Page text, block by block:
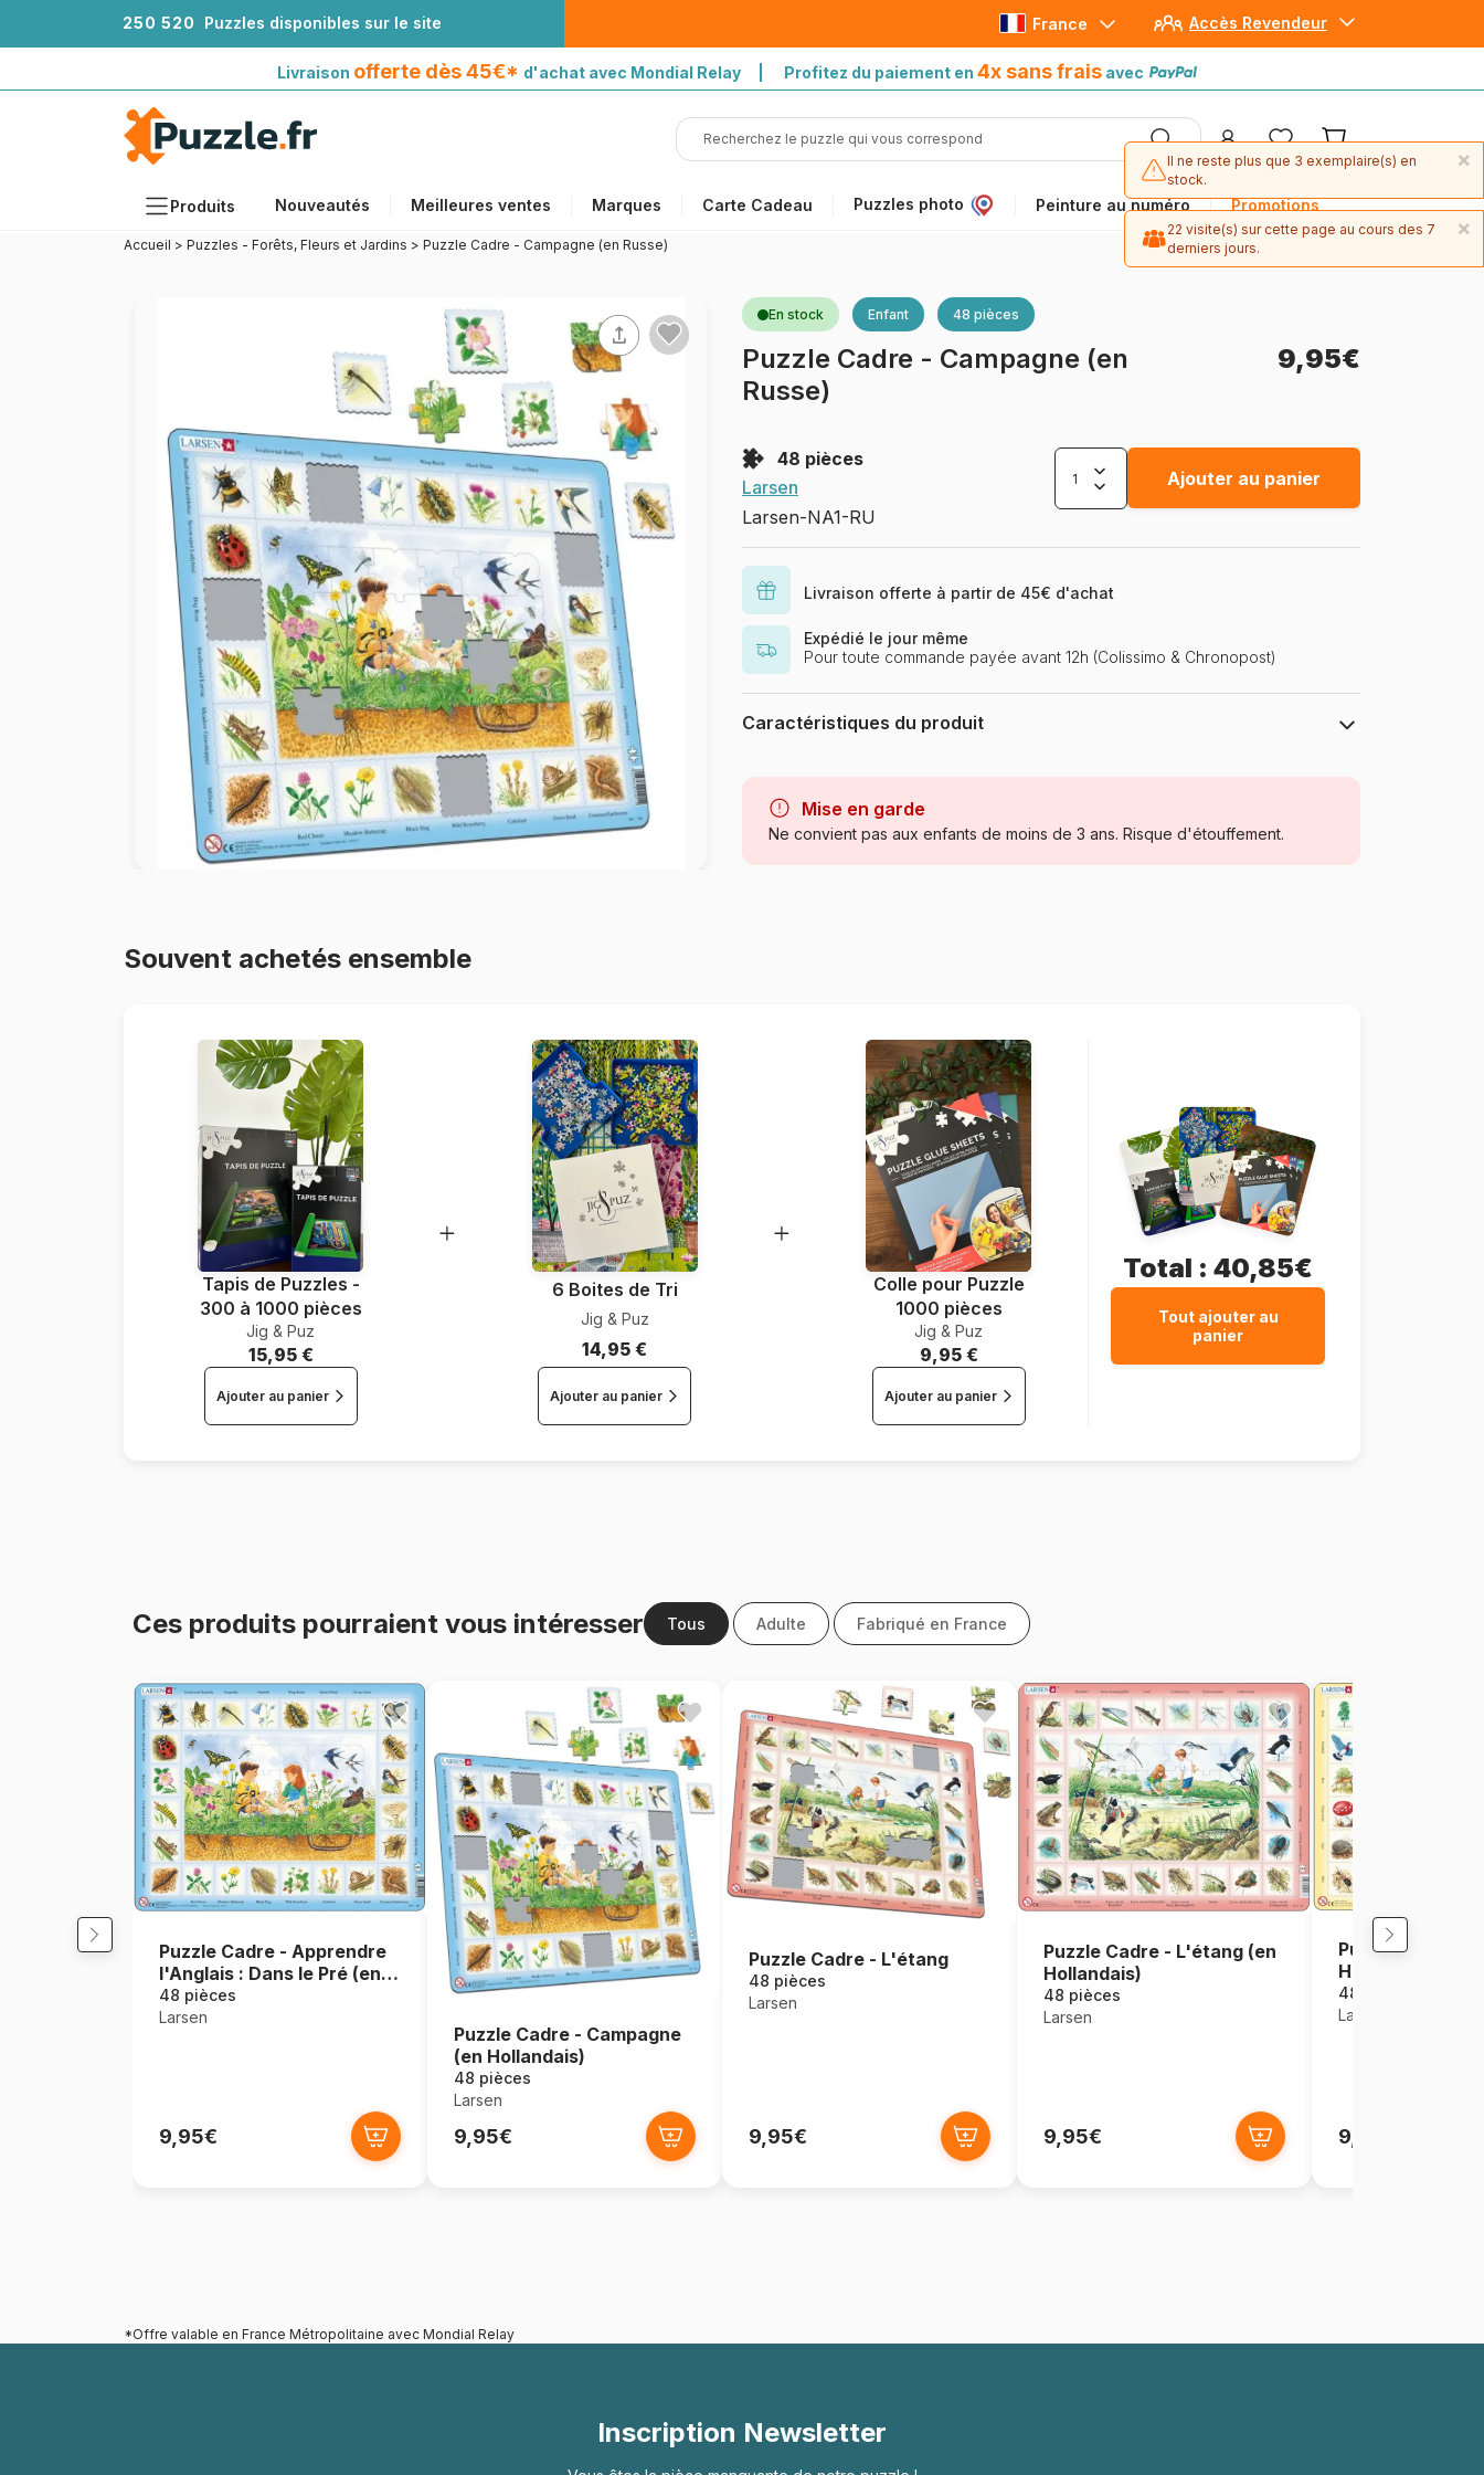
250 520 Puzzles disponibles sur le site Accès Revendeur
France
Livraison offerte dès 45€* d'achat avec Mondial Relay | Profitez du paiement en 4x sans frais avec
Produits Nouveautés Meilleures ventes Marques Carte Cadeau Puzzles photo Peinture au numéro Promotions
Accessoires
Puzzles en bois
Peinture au numéro
avec Mondial Relay
avec Paypal
Accueil > Puzzles - Forêts, Fleurs et Jardins > Puzzle Cadre - Campagne (en Russe)
En stock Enfant 48 pièces
Puzzle Cadre - Campagne (en
Russe)
9,95€
48 pièces
Larsen
Larsen-NA1-RU
Ajouter au panier
Livraison offerte à partir de 45€ d'achat
Expédié le jour même
Pour toute commande payée avant 12h (Colissimo & Chronopost)
Caractéristiques du produit
Catégorie
Age à partir de 5 ans (31 à 49 pièces)
Mise en garde
Ne convient pas aux enfants de moins de 3 ans. Risque d'étouffement.
Souvent achetés ensemble
Tapis de Puzzles -
300 à 1000 pièces
Jig & Puz
15,95 €
Ajouter au panier
6 Boites de Tri
Jig & Puz
14,95 €
Ajouter au panier
Colle pour Puzzle
1000 pièces
Jig & Puz
9,95 €
Ajouter au panier
Total : 40,85€
Tout ajouter au
panier
Ces produits pourraient vous intéresser Tous Adulte Fabriqué en France
Puzzle Cadre - Apprendre
l'Anglais : Dans le Pré (en
Anglais)
48 pièces
Larsen
9,95€
Puzzle Cadre - Campagne
(en Hollandais)
48 pièces
Larsen
9,95€
Puzzle Cadre - L'étang
48 pièces
Larsen
9,95€
Puzzle Cadre - L'étang (en
Hollandais)
48 pièces
Larsen
9,95€
Puzzle Cadre -
Hollandais)
48 pièces
Larsen
9,95€
*Offre valable en France Métropolitaine avec Mondial Relay
Inscription Newsletter
×
Il ne reste plus que 3 exemplaire(s) en
stock.
×
22 visite(s) sur cette page au cours des 7
derniers jours.